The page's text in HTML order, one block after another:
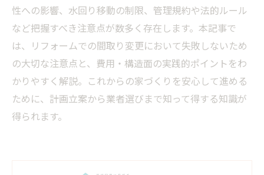
性への影響、水回り移動の制限、管理規約や法的ルール
など把握すべき注意点が数多く存在します。本記事で
は、リフォームでの間取り変更において失敗しないため
の大切な注意点と、費用・構造面の実践的ポイントをわ
かりやすく解説。これからの家づくりを安心して進める
ために、計画立案から業者選びまで知って得する知識が
得られます。